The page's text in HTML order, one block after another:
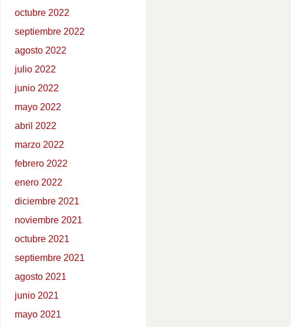
octubre 2022
septiembre 2022
agosto 2022
julio 2022
junio 2022
mayo 2022
abril 2022
marzo 2022
febrero 2022
enero 2022
diciembre 2021
noviembre 2021
octubre 2021
septiembre 2021
agosto 2021
junio 2021
mayo 2021